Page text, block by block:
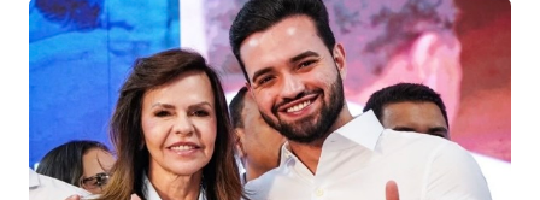
apoiadores que participaram […]